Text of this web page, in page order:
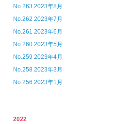
No.263 2023年8月
No.262 2023年7月
No.261 2023年6月
No.260 2023年5月
No.259 2023年4月
No.258 2023年3月
No.256 2023年1月
2022